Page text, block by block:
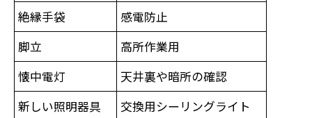
絶縁手袋
感電防止
脚立
高所作業用
懐中電灯
天井裏や暗所の確認
新しい照明器具
交換用シーリングライト